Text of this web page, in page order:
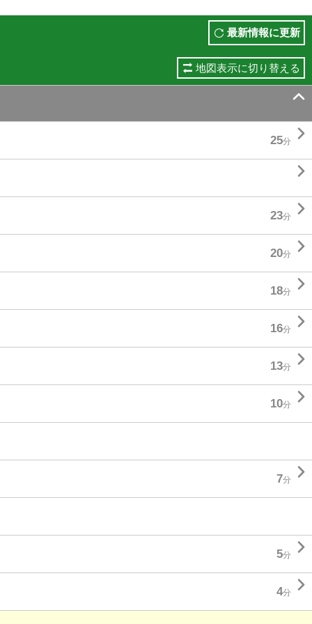
最新情報に更新
地図表示に切り替える

25分 

23分 
20分 
18分 
16分 
13分 
10分 
7分 
5分 
4分 